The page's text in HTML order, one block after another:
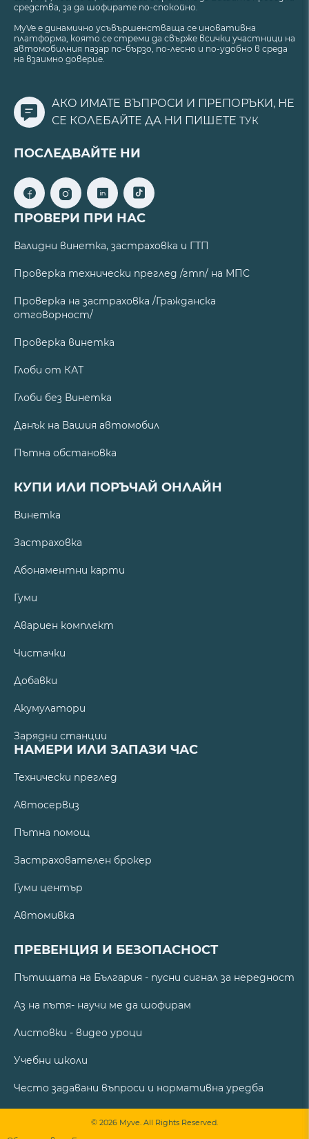
средства, за да шофирате по-спокойно.
MyVe е динамично усъвършенстваща се иновативна
платформа, която се стреми да свърже всички участници на
автомобилния пазар по-бързо, по-лесно и по-удобно в среда
на взаимно доверие.
АКО ИМАТЕ ВЪПРОСИ И ПРЕПОРЪКИ, НЕ
СЕ КОЛЕБАЙТЕ ДА НИ ПИШЕТЕ ТУК
ПОСЛЕДВАЙТЕ НИ
ПРОВЕРИ ПРИ НАС
Валидни винетка, застраховка и ГТП
Проверка технически преглед /гтп/ на МПС
Проверка на застраховка /Гражданска
отговорност/
Проверка винетка
Глоби от КАТ
Глоби без Винетка
Данък на Вашия автомобил
Пътна обстановка
КУПИ ИЛИ ПОРЪЧАЙ ОНЛАЙН
Винетка
Застраховка
Абонаментни карти
Гуми
Авариен комплект
Чистачки
Добавки
Акумулатори
Зарядни станции
НАМЕРИ ИЛИ ЗАПАЗИ ЧАС
Технически преглед
Автосервиз
Пътна помощ
Застрахователен брокер
Гуми център
Автомивка
ПРЕВЕНЦИЯ И БЕЗОПАСНОСТ
Пътищата на България - пусни сигнал за нередност
Аз на пътя- научи ме да шофирам
Листовки - видео уроци
Учебни школи
Често задавани въпроси и нормативна уредба
© 2026 Myve. All Rights Reserved.